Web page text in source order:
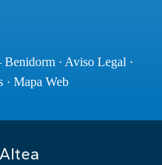
· Aviso Legal ·
· Mapa Web